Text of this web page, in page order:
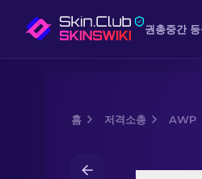
권총중간
홈 저격소총 AWP